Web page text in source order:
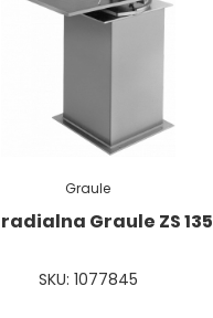
Graule
radialna Graule ZS 135
SKU: 1077845